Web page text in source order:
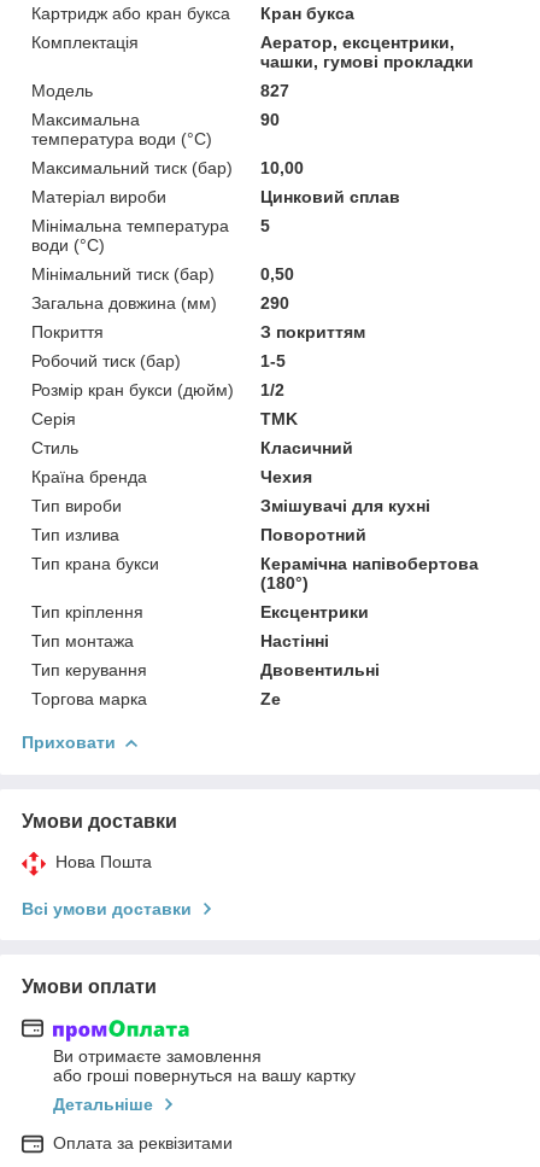
Картридж або кран букса
Кран букса
Комплектація
Аератор, ексцентрики,
чашки, гумові прокладки
Мoдель
827
Максимальна
температура води (°C)
90
Максимальний тиск (бар)
10,00
Матеріал вироби
Цинковий сплав
Мінімальна температура
води (°C)
5
Мінімальний тиск (бар)
0,50
Загальна довжина (мм)
290
Покриття
З покриттям
Робочий тиск (бар)
1-5
Розмір кран букси (дюйм)
1/2
Серія
TMK
Стиль
Класичний
Країна бренда
Чехия
Тип вироби
Змішувачі для кухні
Тип излива
Поворотний
Тип крана букси
Керамічна напівобертова
(180°)
Тип кріплення
Ексцентрики
Тип монтажа
Настінні
Тип керування
Двовентильні
Торгова марка
Ze
Приховати
Умови доставки
Нова Пошта
Всі умови доставки
Умови оплати
Ви отримаєте замовлення
або гроші повернуться на вашу картку
Детальніше
Оплата за реквізитами